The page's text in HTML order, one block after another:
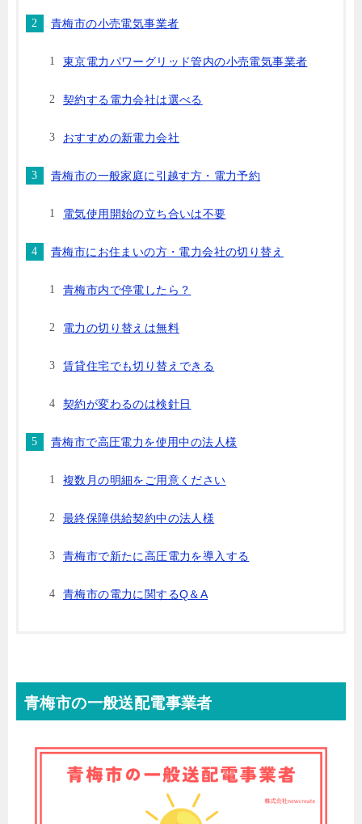
青梅市の小売電気事業者
東京電力パワーグリッド管内の小売電気事業者
契約する電力会社は選べる
おすすめの新電力会社
青梅市の一般家庭に引越す方・電力予約
電気使用開始の立ち合いは不要
青梅市にお住まいの方・電力会社の切り替え
青梅市内で停電したら？
電力の切り替えは無料
賃貸住宅でも切り替えできる
契約が変わるのは検針日
青梅市で高圧電力を使用中の法人様
複数月の明細をご用意ください
最終保障供給契約中の法人様
青梅市で新たに高圧電力を導入する
青梅市の電力に関するQ＆A
青梅市の一般送配電事業者